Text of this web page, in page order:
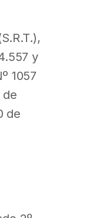
y
1057
de
de